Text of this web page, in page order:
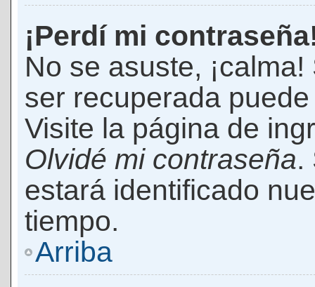
¡Perdí mi
No se asuste,
ser recuperada
Visite la página de
Olvidé mi contraseña.
estará identificado
tiempo.
Arriba